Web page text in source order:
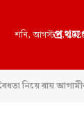
শনি, আগস্ট 8,
নিয়ে রায়